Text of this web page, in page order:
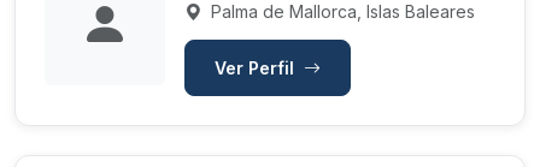
Palma de Mallorca, Islas Baleares
Ver Perfil